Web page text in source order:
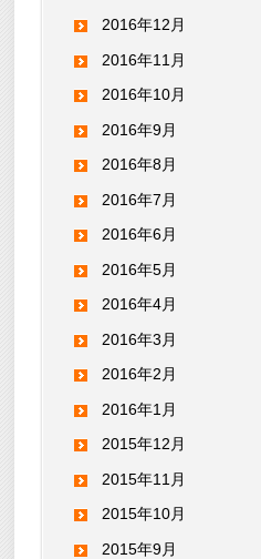
2016年12月
2016年11月
2016年10月
2016年9月
2016年8月
2016年7月
2016年6月
2016年5月
2016年4月
2016年3月
2016年2月
2016年1月
2015年12月
2015年11月
2015年10月
2015年9月